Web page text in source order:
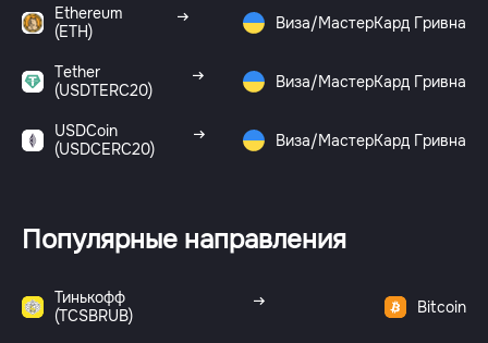
Ethereum
(ETH)
Виза/МастерКард Гривна
Tether
(USDTERC20)
Виза/МастерКард Гривна
USDCoin
(USDCERC20)
Виза/МастерКард Гривна
Популярные направления
Тинькофф
(TCSBRUB)
Bitcoin